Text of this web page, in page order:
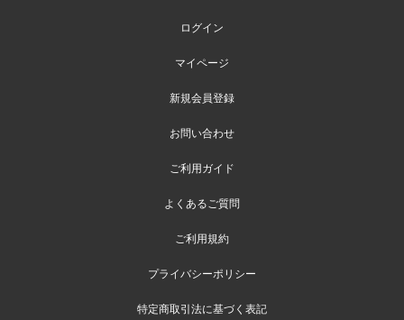
ログイン
マイページ
新規会員登録
お問い合わせ
ご利用ガイド
よくあるご質問
ご利用規約
プライバシーポリシー
特定商取引法に基づく表記